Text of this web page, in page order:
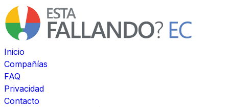
Inicio
Compañías
FAQ
Privacidad
Contacto